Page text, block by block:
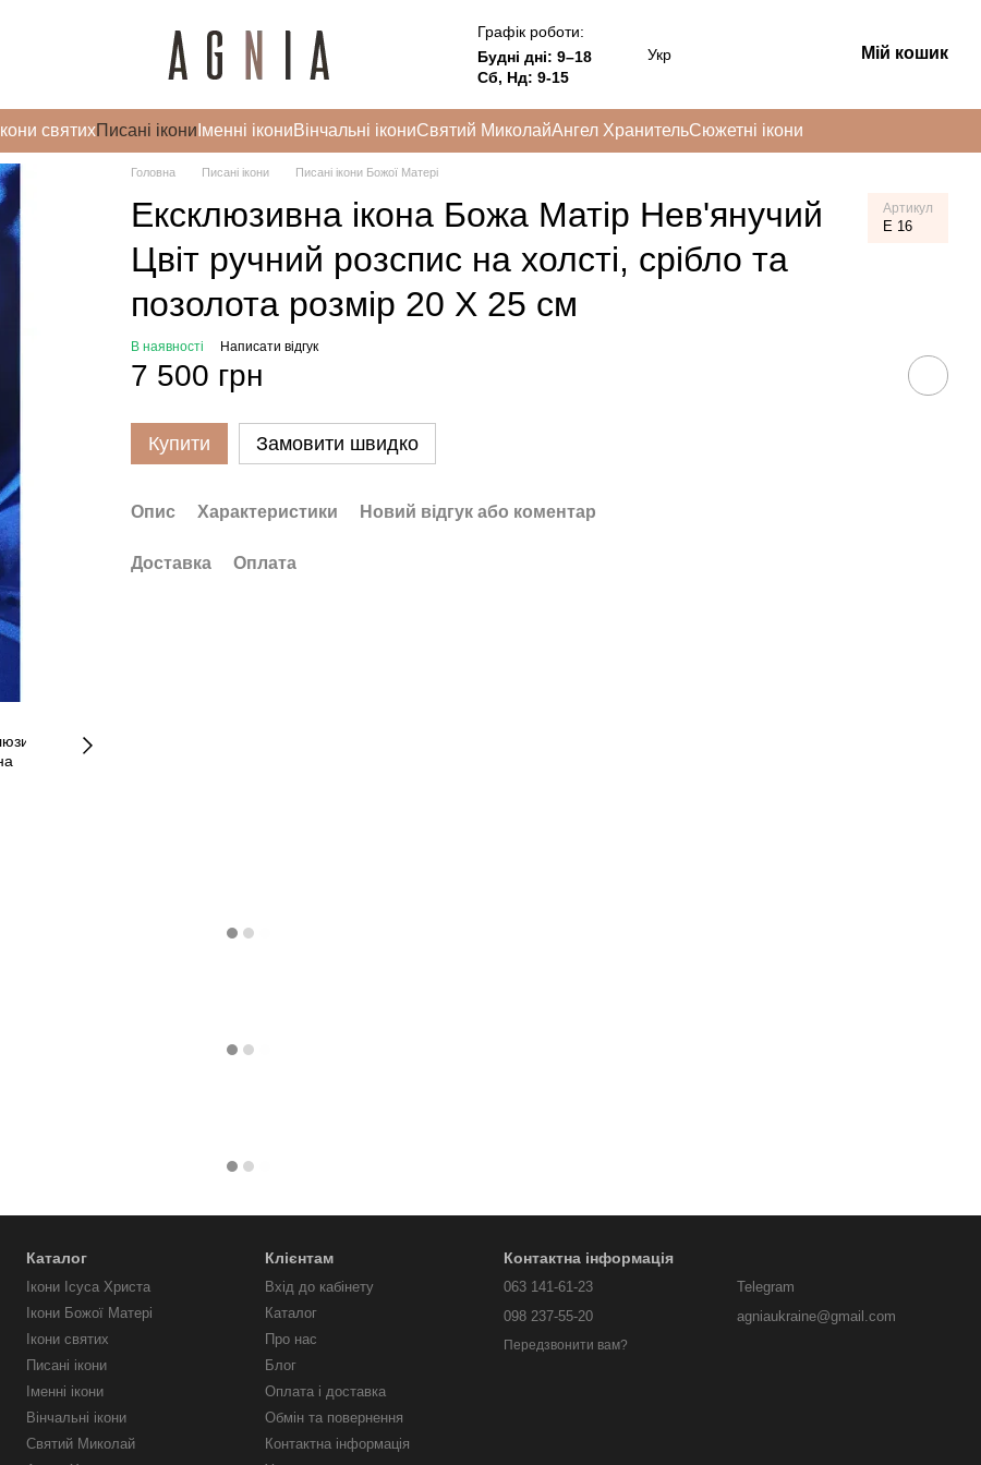
Графік роботи:
Будні дні: 9–18
Сб, Нд: 9-15
Укр Мій кошик
Ікони святихПисані ікони Іменні ікониВінчальні ікониСвятий МиколайАнгел ХранительСюжетні ікони
Головна Писані ікони Писані ікони Божої Матері
Ексклюзивна ікона Божа Матір Нев'янучий
Цвіт ручний розспис на холсті, срібло та
позолота розмір 20 Х 25 см
Артикул
E 16
В наявності Написати відгук
7 500 грн
Купити Замовити швидко
Опис Характеристики Новий відгук або коментар
Доставка Оплата
Каталог
Ікони Ісуса Христа
Ікони Божої Матері
Ікони святих
Писані ікони
Іменні ікони
Вінчальні ікони
Святий Миколай
Клієнтам
Вхід до кабінету
Каталог
Про нас
Блог
Оплата і доставка
Обмін та повернення
Контактна інформація
Контактна інформація
063 141-61-23
098 237-55-20
Передзвонити вам?
Telegram
agniaukraine@gmail.com